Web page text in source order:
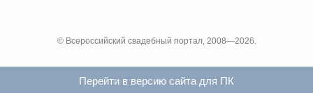
© Всероссийский свадебный портал, 2008—2026.
Перейти в версию сайта для ПК